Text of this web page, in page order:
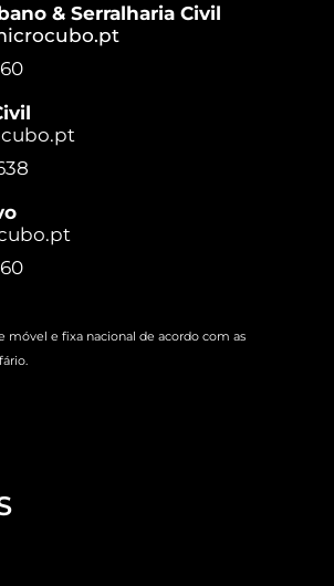
& Serralharia Civil
móvel e fixa nacional de acordo com as